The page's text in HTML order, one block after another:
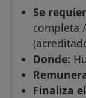
Se
completa
Donde:
Finaliza